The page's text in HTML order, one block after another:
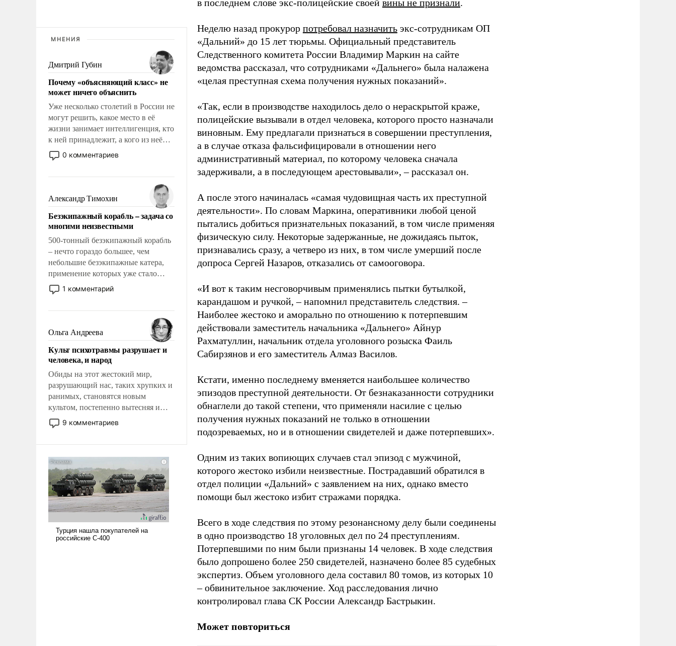
МНЕНИЯ
Дмитрий Губин
Почему «объясняющий класс» не
может ничего объяснить
Уже несколько столетий в России не
могут решить, какое место в её
жизни занимает интеллигенция, кто
к ней принадлежит, а кого из неё
исключили с правом
восстановления и без оного. И чем
казалось, что эти вопросы решены
раз и навсегда, но – нет, не решены.
0 комментариев
Александр Тимохин
Безэкипажный корабль – задача со
многими неизвестными
500-тонный безэкипажный корабль
– нечто гораздо большее, чем
небольшие безэкипажные катера,
применение которых уже стало
обыденностью. Задача по созданию
такого корабля очень сложна и
реализация радикально поднимет
наши боевые возможности.
1 комментарий
Ольга Андреева
Культ психотравмы разрушает и
человека, и народ
Обиды на этот жестокий мир,
разрушающий нас, таких хрупких и
ранимых, становятся новым
культом, постепенно вытесняя и
отменяя традиционное требование к
человеку – быть мужественным и
слабым, идти вперед и
адаптироваться.
9 комментариев
в последнем слове экс-полицейские своей вины не признали.
Неделю назад прокурор потребовал назначить экс-сотрудникам ОП
«Дальний» до 15 лет тюрьмы. Официальный представитель
Следственного комитета России Владимир Маркин на сайте
ведомства рассказал, что сотрудниками «Дальнего» была налажена
«целая преступная схема получения нужных показаний».
«Так, если в производстве находилось дело о нераскрытой краже,
полицейские вызывали в отдел человека, которого просто назначали
виновным. Ему предлагали признаться в совершении преступления,
а в случае отказа фальсифицировали в отношении него
административный материал, по которому человека сначала
задерживали, а в последующем арестовывали», – рассказал он.
А после этого начиналась «самая чудовищная часть их преступной
деятельности». По словам Маркина, оперативники любой ценой
пытались добиться признательных показаний, в том числе применяя
физическую силу. Некоторые задержанные, не дожидаясь пыток,
признавались сразу, а четверо из них, в том числе умерший после
допроса Сергей Назаров, отказались от самооговора.
«И вот к таким несговорчивым применялись пытки бутылкой,
карандашом и ручкой, – напомнил представитель следствия. –
Наиболее жестоко и аморально по отношению к потерпевшим
действовали заместитель начальника «Дальнего» Айнур
Рахматуллин, начальник отдела уголовного розыска Фаиль
Сабирзянов и его заместитель Алмаз Василов.
Кстати, именно последнему вменяется наибольшее количество
эпизодов преступной деятельности. От безнаказанности сотрудники
обнаглели до такой степени, что применяли насилие с целью
получения нужных показаний не только в отношении
подозреваемых, но и в отношении свидетелей и даже потерпевших».
Одним из таких вопиющих случаев стал эпизод с мужчиной,
которого жестоко избили неизвестные. Пострадавший обратился в
отдел полиции «Дальний» с заявлением на них, однако вместо
помощи был жестоко избит стражами порядка.
Всего в ходе следствия по этому резонансному делу были соединены
в одно производство 18 уголовных дел по 24 преступлениям.
Потерпевшими по ним были признаны 14 человек. В ходе следствия
было допрошено более 250 свидетелей, назначено более 85 судебных
экспертиз. Объем уголовного дела составил 80 томов, из которых 10
– обвинительное заключение. Ход расследования лично
контролировал глава СК России Александр Бастрыкин.
Может повториться